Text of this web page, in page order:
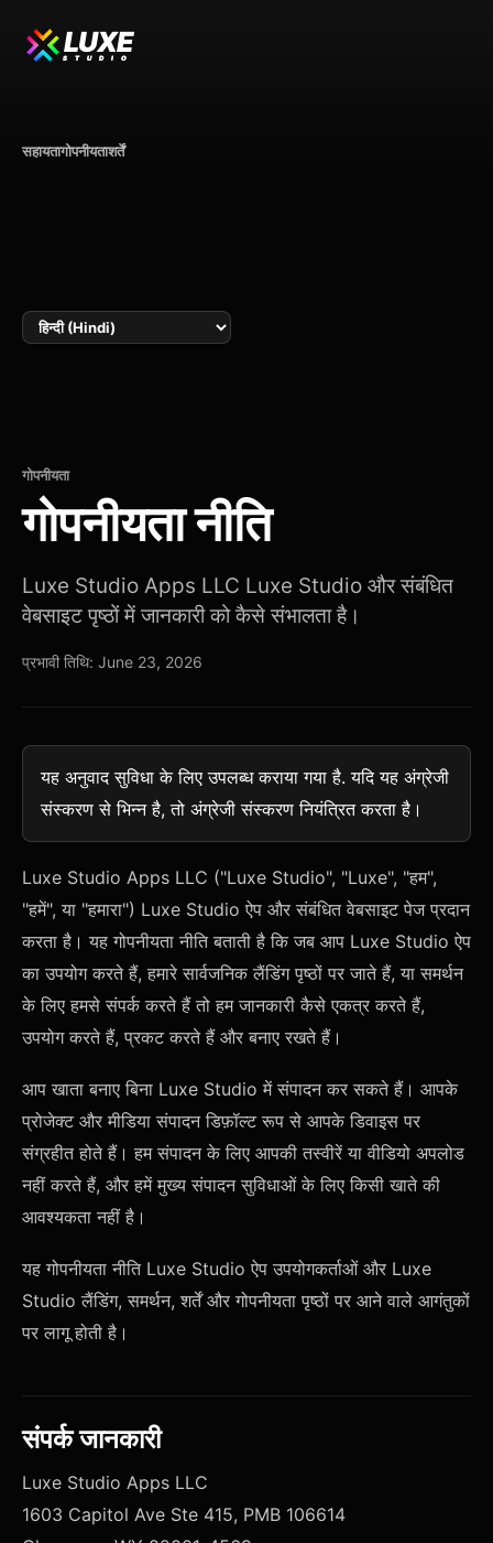
LUXE
STUDIO
सहायतागोपनीयताशर्तें
भाषा
गोपनीयता
गोपनीयता नीति
Luxe Studio Apps LLC Luxe Studio और संबंधित
वेबसाइट पृष्ठों में जानकारी को कैसे संभालता है।
प्रभावी तिथि: June 23, 2026
यह अनुवाद सुविधा के लिए उपलब्ध कराया गया है. यदि यह अंग्रेजी
संस्करण से भिन्न है, तो अंग्रेजी संस्करण नियंत्रित करता है।
Luxe Studio Apps LLC ("Luxe Studio", "Luxe", "हम",
"हमें", या "हमारा") Luxe Studio ऐप और संबंधित वेबसाइट पेज प्रदान
करता है। यह गोपनीयता नीति बताती है कि जब आप Luxe Studio ऐप
का उपयोग करते हैं, हमारे सार्वजनिक लैंडिंग पृष्ठों पर जाते हैं, या समर्थन
के लिए हमसे संपर्क करते हैं तो हम जानकारी कैसे एकत्र करते हैं,
उपयोग करते हैं, प्रकट करते हैं और बनाए रखते हैं।
आप खाता बनाए बिना Luxe Studio में संपादन कर सकते हैं। आपके
प्रोजेक्ट और मीडिया संपादन डिफ़ॉल्ट रूप से आपके डिवाइस पर
संग्रहीत होते हैं। हम संपादन के लिए आपकी तस्वीरें या वीडियो अपलोड
नहीं करते हैं, और हमें मुख्य संपादन सुविधाओं के लिए किसी खाते की
आवश्यकता नहीं है।
यह गोपनीयता नीति Luxe Studio ऐप उपयोगकर्ताओं और Luxe
Studio लैंडिंग, समर्थन, शर्तें और गोपनीयता पृष्ठों पर आने वाले आगंतुकों
पर लागू होती है।
संपर्क जानकारी
Luxe Studio Apps LLC
1603 Capitol Ave Ste 415, PMB 106614